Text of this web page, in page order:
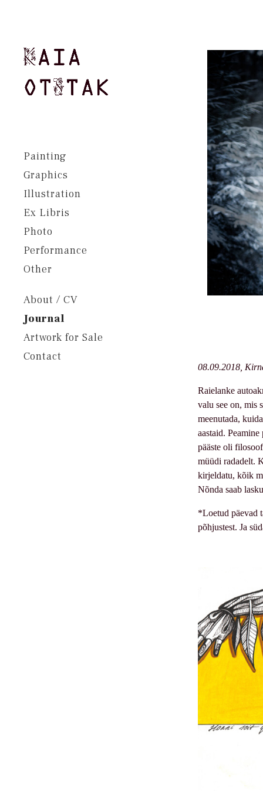
Painting
Graphics
Illustration
Ex Libris
Photo
Performance
Other
About / CV
Journal
Artwork for Sale
Contact
08.09.2018,
Raielanke
valu see on, mis
meenutada,
aastaid.
pääste oli
müüdi radadelt.
kirjeldatu, kõik
Nõnda saab
*Loetud päevad
põhjustest. Ja